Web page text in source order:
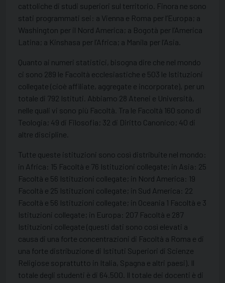
cattoliche di studi superiori sul territorio. Finora ne sono
stati programmati sei: a Vienna e Roma per l’Europa; a
Washington per il Nord America; a Bogotà per l’America
Latina; a Kinshasa per l’Africa; a Manila per l’Asia.
Quanto ai numeri statistici, bisogna dire che nel mondo
ci sono 289 le Facoltà ecclesiastiche e 503 le Istituzioni
collegate (cioè affiliate, aggregate e incorporate), per un
totale di 792 Istituti. Abbiamo 28 Atenei e Università,
nelle quali vi sono più Facoltà. Tra le Facoltà 160 sono di
Teologia; 49 di Filosofia; 32 di Diritto Canonico; 40 di
altre discipline.
Tutte queste istituzioni sono così distribuite nel mondo:
in Africa: 15 Facoltà e 76 Istituzioni collegate; in Asia: 25
Facoltà e 56 Istituzioni collegate; in Nord America: 19
Facoltà e 25 Istituzioni collegate; in Sud America: 22
Facoltà e 56 Istituzioni collegate; in Oceania 1 Facoltà e 3
Istituzioni collegate; in Europa: 207 Facoltà e 287
Istituzioni collegate (questi dati sono così elevati a
causa di una forte concentrazioni di Facoltà a Roma e di
una forte distribuzione di Istituti Superiori di Scienze
Religiose soprattutto in Italia, Spagna e altri paesi). Il
totale degli studenti è di 64.500. Il totale dei docenti è di